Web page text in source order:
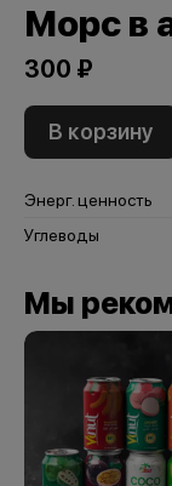
Морс в
300 ₽
В корзину
Энерг. ценность
Углеводы
Мы